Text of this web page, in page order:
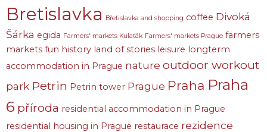
Bretislavka Břetislavka and shopping coffee Divoká
Šárka egida Farmers' markets Kulaťák Farmers' markets Prague farmers
markets fun history land of stories leisure longterm
accommodation in Prague nature outdoor workout
park Petrin Petrin tower Prague Praha Praha
6 příroda residential accommodation in Prague
residential housing in Prague restaurace rezidence